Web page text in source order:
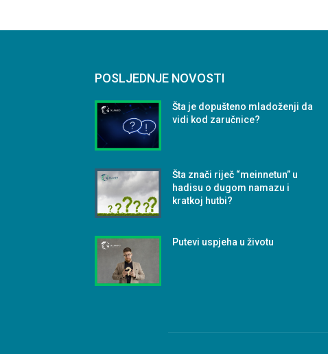
POSLJEDNJE NOVOSTI
Šta je dopušteno mladoženji da
vidi kod zaručnice?
Šta znači riječ “meinnetun” u
hadisu o dugom namazu i
kratkoj hutbi?
Putevi uspjeha u životu